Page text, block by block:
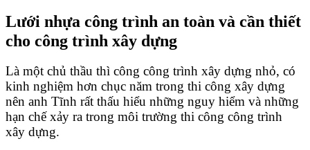
Lưới nhựa công trình an toàn và cần thiết
cho công trình xây dựng
Là một chủ thầu thì công công trình xây dựng nhỏ, có
kinh nghiệm hơn chục năm trong thi công xây dựng
nên anh Tĩnh rất thấu hiểu những nguy hiểm và những
hạn chế xảy ra trong môi trường thi công công trình
xây dựng.